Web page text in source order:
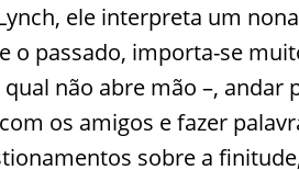
ele interpreta um
o passado, importa-se
não abre mão –, andar
os amigos e fazer
sobre a